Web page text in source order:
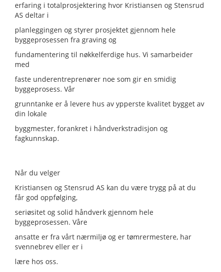
erfaring i totalprosjektering hvor Kristiansen og Stensrud
AS deltar i
planleggingen og styrer prosjektet gjennom hele
byggeprosessen fra graving og
fundamentering til nøkkelferdige hus. Vi samarbeider
med
faste underentreprenører noe som gir en smidig
byggeprosess. Vår
grunntanke er å levere hus av ypperste kvalitet bygget av
din lokale
byggmester, forankret i håndverkstradisjon og
fagkunnskap.
Når du velger
Kristiansen og Stensrud AS kan du være trygg på at du
får god oppfølging,
seriøsitet og solid håndverk gjennom hele
byggeprosessen. Våre
ansatte er fra vårt nærmiljø og er tømrermestere, har
svennebrev eller er i
lære hos oss.